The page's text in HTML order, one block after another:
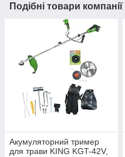
Подібні товари компанії
Акумуляторний тример
для трави KING KGT-42V,